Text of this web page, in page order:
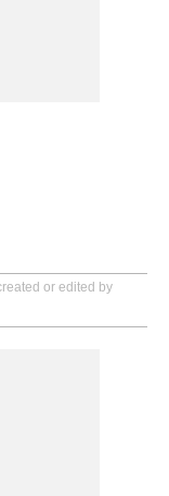
or edited by